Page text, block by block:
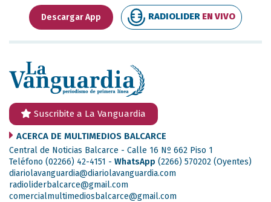
Descargar App RADIOLIDER EN VIVO
Suscribite a La Vanguardia
ACERCA DE MULTIMEDIOS BALCARCE
Central de Noticias Balcarce - Calle 16 Nº 662 Piso 1
Teléfono (02266) 42-4151 - WhatsApp (2266) 570202 (Oyentes)
diariolavanguardia@diariolavanguardia.com
radioliderbalcarce@gmail.com
comercialmultimediosbalcarce@gmail.com